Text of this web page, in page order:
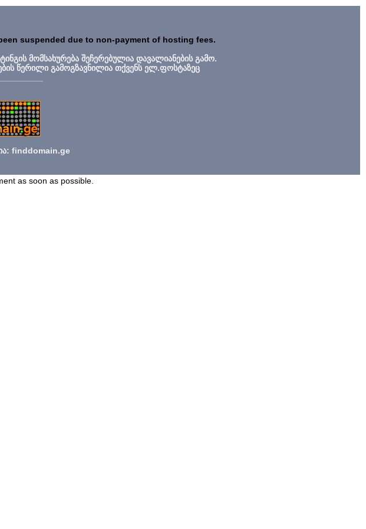
suspended due to non-payment of hosting fees.
მომსახურება შეჩერებულია დავალიანების გამო.
წერილი გამოგზავნილია თქვენს ელ.ფოსტაზეც
finddomain.ge
as soon as possible.